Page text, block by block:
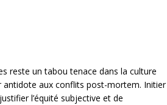
reste un tabou tenace dans la culture
antidote aux conflits post-mortem. Initier
l’équité subjective et de